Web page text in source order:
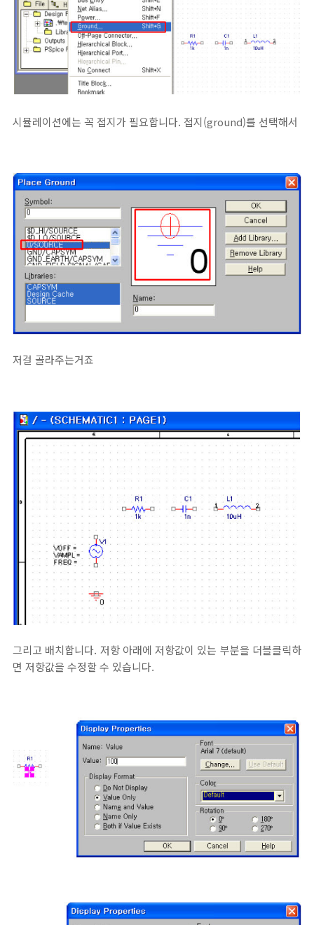
시뮬레이션에는 꼭 접지가 필요합니다. 접지(ground)를 선택해서
저걸 골라주는거죠
그리고 배치합니다. 저항 아래에 저항값이 있는 부분을 더블클릭하
면 저항값을 수정할 수 있습니다.